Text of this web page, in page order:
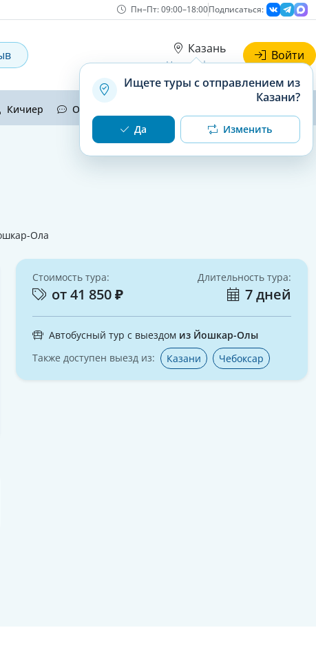
Пн–Пт: 09:00–18:00Подписаться:
Казань
Ищете туры с отправлением из
Казани?
Да Изменить
Наши офисы
Войти
Кичиер Отзывы
Ола
Стоимость тура:
от 41 850 ₽
Длительность тура:
7 дней
Автобусный тур с выездом из Йошкар-Олы
Также доступен выезд из:
Казани Чебоксар